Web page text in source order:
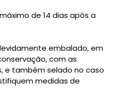
de 14 dias após a
embalado, em
com as
e também selado no caso
medidas de